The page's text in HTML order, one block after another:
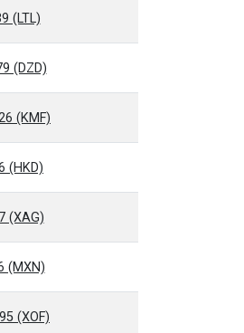
(LTL)
(DZD)
(KMF)
(HKD)
(XAG)
(MXN)
(XOF)